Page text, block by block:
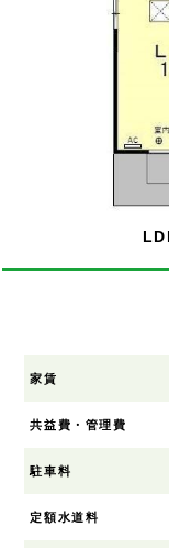
家賃
共益費・管理費
駐車料
定額水道料